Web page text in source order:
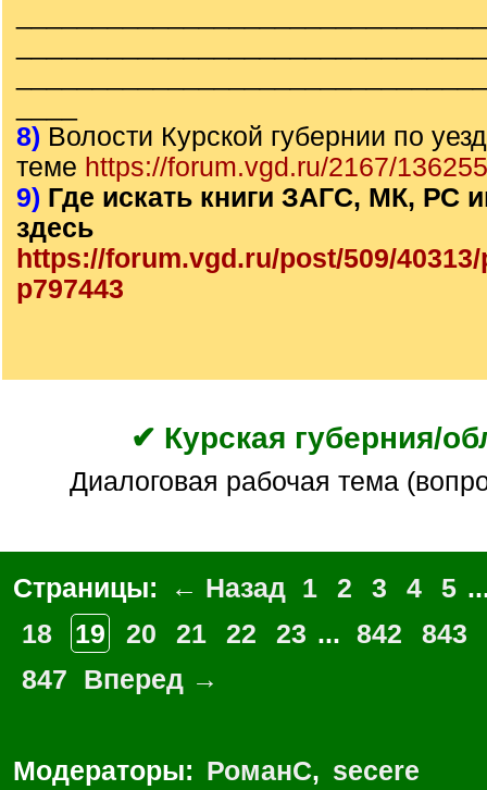
8) Волости Курской губернии по
теме https://forum.vgd.ru/2167/
9) Где искать книги ЗАГС, МК, РС
здесь
https://forum.vgd.ru/post/509/
p797443
✔ Курская губерния/
Диалоговая рабочая тема
Страницы: ← Назад 1 2 3 4 5
18
19 20 21 22 23 ... 842
843
847
Вперед →
Модераторы: РоманС, secere